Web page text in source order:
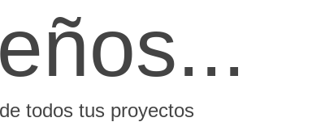
todos tus proyectos